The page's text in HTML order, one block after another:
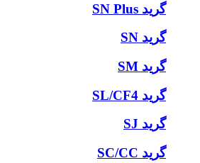
گرید SN Plus
گرید SN
گرید SM
گرید SL/CF4
گرید SJ
گرید SC/CC